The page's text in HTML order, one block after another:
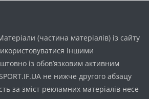
(частина матеріалів) із сайту
іншими
із обов’язковим активним
не нижче другого абзацу
за зміст рекламних матеріалів несе